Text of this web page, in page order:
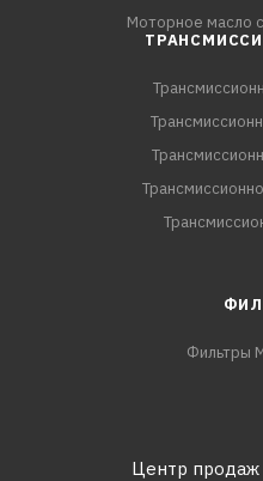
Моторное масло
Фильтры
Центр продаж